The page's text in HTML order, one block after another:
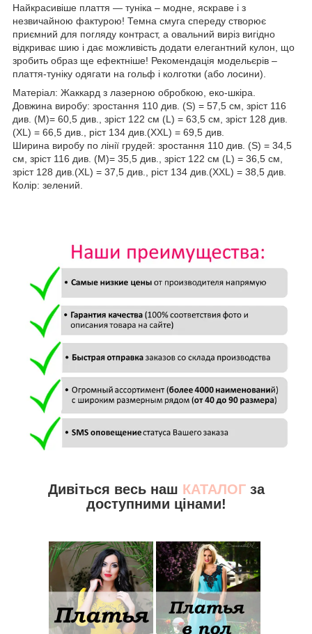
Найкрасивіше плаття ― туніка – модне, яскраве і з
незвичайною фактурою! Темна смуга спереду створює
приємний для погляду контраст, а овальний виріз вигідно
відкриває шию і дає можливість додати елегантний кулон, що
зробить образ ще ефектніше! Рекомендація модельєрів –
плаття-туніку одягати на гольф і колготки (або лосини).
Матеріал: Жаккард з лазерною обробкою, еко-шкіра.
Довжина виробу: зростання 110 див. (S) = 57,5 см, зріст 116
див. (M)= 60,5 див., зріст 122 см (L) = 63,5 см, зріст 128 див.
(ХL) = 66,5 див., ріст 134 див.(ХХL) = 69,5 див.
Ширина виробу по лінії грудей: зростання 110 див. (S) = 34,5
см, зріст 116 див. (M)= 35,5 див., зріст 122 см (L) = 36,5 см,
зріст 128 див.(ХL) = 37,5 див., ріст 134 див.(ХХL) = 38,5 див.
Колір: зелений.
Дивіться весь наш КАТАЛОГза
доступними цінами!